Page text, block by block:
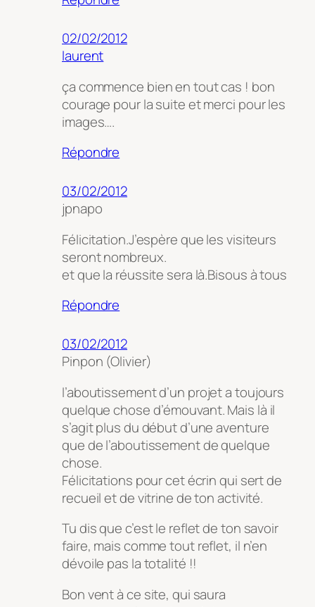
02/02/2012
laurent
ça commence bien en tout cas ! bon
courage pour la suite et merci pour les
images….
Répondre
03/02/2012
jpnapo
Félicitation.J’espère que les visiteurs
seront nombreux.
et que la réussite sera là.Bisous à tous
Répondre
03/02/2012
Pinpon (Olivier)
l’aboutissement d’un projet a toujours
quelque chose d’émouvant. Mais là il
s’agit plus du début d’une aventure
que de l’aboutissement de quelque
chose.
Félicitations pour cet écrin qui sert de
recueil et de vitrine de ton activité.
Tu dis que c’est le reflet de ton savoir
faire, mais comme tout reflet, il n’en
dévoile pas la totalité !!
Bon vent à ce site, qui saura